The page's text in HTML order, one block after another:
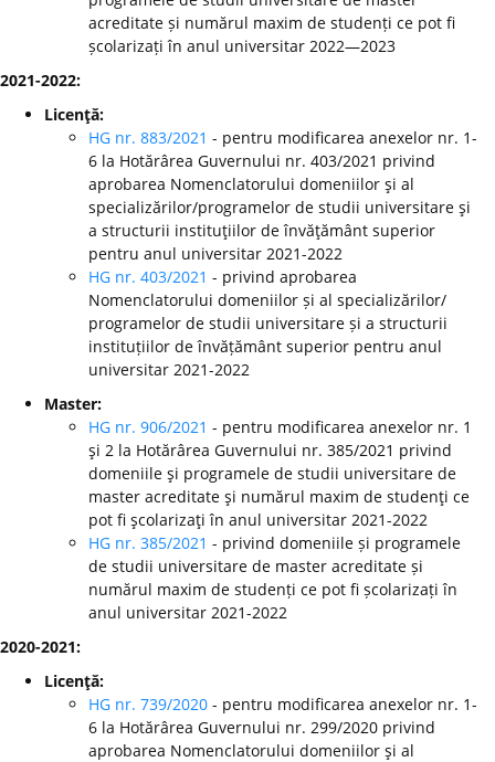
acreditate și numărul maxim de studenți ce pot fi
școlarizați în anul universitar 2022—2023
2021-2022:
Licenţă:
HG nr. 883/2021 - pentru modificarea anexelor nr. 1-
6 la Hotărârea Guvernului nr. 403/2021 privind
aprobarea Nomenclatorului domeniilor şi al
specializărilor/programelor de studii universitare şi
a structurii instituţiilor de învăţământ superior
pentru anul universitar 2021-2022
HG nr. 403/2021 - privind aprobarea
Nomenclatorului domeniilor și al specializărilor/
programelor de studii universitare și a structurii
instituțiilor de învățământ superior pentru anul
universitar 2021-2022
Master:
HG nr. 906/2021 - pentru modificarea anexelor nr. 1
şi 2 la Hotărârea Guvernului nr. 385/2021 privind
domeniile şi programele de studii universitare de
master acreditate şi numărul maxim de studenţi ce
pot fi şcolarizaţi în anul universitar 2021-2022
HG nr. 385/2021 - privind domeniile și programele
de studii universitare de master acreditate și
numărul maxim de studenți ce pot fi școlarizați în
anul universitar 2021-2022
2020-2021:
Licenţă:
HG nr. 739/2020 - pentru modificarea anexelor nr. 1-
6 la Hotărârea Guvernului nr. 299/2020 privind
aprobarea Nomenclatorului domeniilor şi al